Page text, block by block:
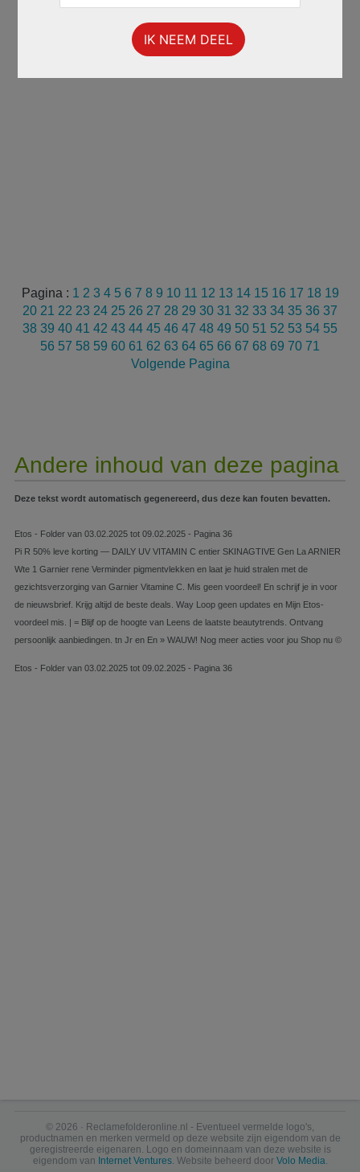
Pagina : 1 2 3 4 5 6 7 8 9 10 11 12 13 14 15 16 17 18 19
20 21 22 23 24 25 26 27 28 29 30 31 32 33 34 35 36 37
38 39 40 41 42 43 44 45 46 47 48 49 50 51 52 53 54 55
56 57 58 59 60 61 62 63 64 65 66 67 68 69 70 71
Volgende Pagina
Andere inhoud van deze pagina
Deze tekst wordt automatisch gegenereerd, dus deze kan fouten bevatten.
Etos - Folder van 03.02.2025 tot 09.02.2025 - Pagina 36
Pi R 50% leve korting — DAILY UV VITAMIN C entier SKINAGTIVE Gen La ARNIER
Wte 1 Garnier rene Verminder pigmentvlekken en laat je huid stralen met de
gezichtsverzorging van Garnier Vitamine C. Mis geen voordeel! En schrijf je in voor
de nieuwsbrief. Krijg altijd de beste deals. Way Loop geen updates en Mijn Etos-
voordeel mis. | = Blijf op de hoogte van Leens de laatste beautytrends. Ontvang
persoonlijk aanbiedingen. tn Jr en En » WAUW! Nog meer acties voor jou Shop nu ©
Etos - Folder van 03.02.2025 tot 09.02.2025 - Pagina 36
© 2026 · Reclamefolderonline.nl - Eventueel vermelde logo's,
productnamen en merken vermeld op deze website zijn eigendom van de
geregistreerde eigenaren. Logo en domeinnaam van deze website is
eigendom van Internet Ventures. Website beheerd door Volo Media.